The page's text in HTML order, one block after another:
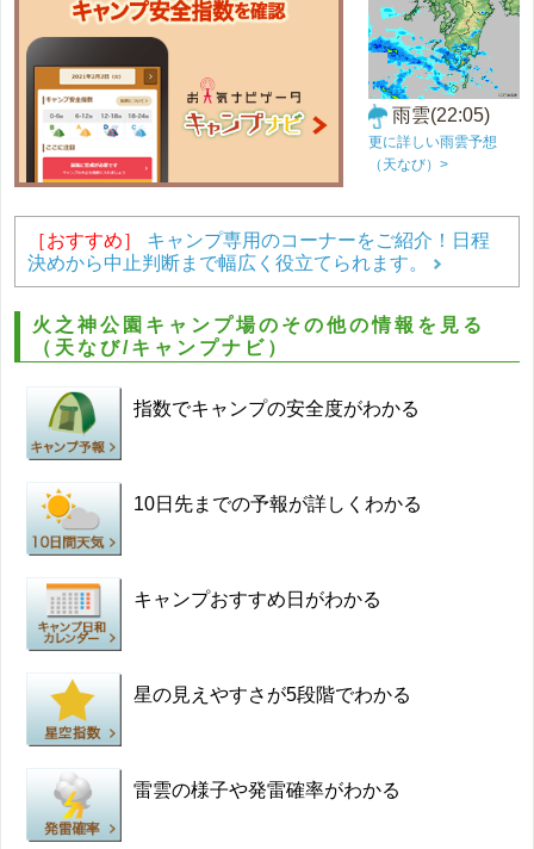
雨雲(22:05)
更に詳しい雨雲予想
（天なび）>
［おすすめ］
キャンプ専用のコーナーをご紹介！日程
決めから中止判断まで幅広く役立てられます。
火之神公園キャンプ場のその他の情報を見る
（天なび/キャンプナビ）
指数でキャンプの安全度がわかる
10日先までの予報が詳しくわかる
キャンプおすすめ日がわかる
星の見えやすさが5段階でわかる
雷雲の様子や発雷確率がわかる